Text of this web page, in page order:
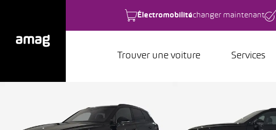
Électromobilitéchanger maintenant
Trouver une voiture Services